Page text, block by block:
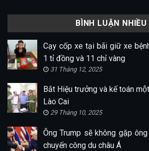
BÌNH LUẬN NHIỀU
Cạy cốp xe tại bãi giữ xe
1 tỉ đồng và 11 chỉ vàng
31 Tháng 12, 2025
Bắt Hiệu trưởng và kế toán
Lào Cai
29 Tháng 10, 2025
Ông Trump sẽ không gặp
chuyến công du châu Á